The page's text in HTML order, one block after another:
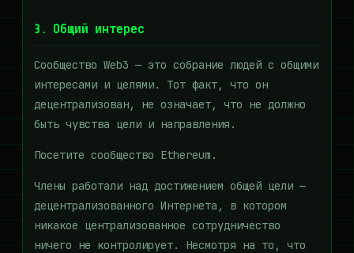
3. Общий интерес
Сообщество Web3 — это собрание людей с общими
интересами и целями. Тот факт, что он
децентрализован, не означает, что не должно
быть чувства цели и направления.
Посетите сообщество Ethereum.
Члены работали над достижением общей цели —
децентрализованного Интернета, в котором
никакое централизованное сотрудничество
ничего не контролирует. Несмотря на то, что